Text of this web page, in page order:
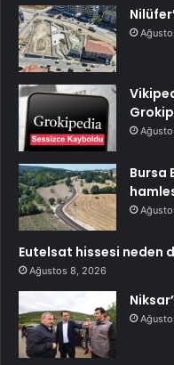
Bursa
Eutelsat hissesi neden
Ağustos 8, 2026